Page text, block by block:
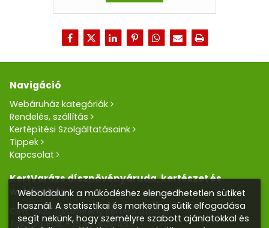
Navigáció
Webáruház kategóriák
Rendelés, szállítás
Kertépítési Szolgáltatásaink
Tippek
Kapcsolat
KertVarázs dísznövényáruda, kertészet és
webáruház
Cím: 5100 Jászberény Kertész utca 5.
Telefon/Fax: +36 57 400 455
Weboldalunk a működéshez elengedhetetlen sütiket
használ. A statisztikai és marketing sütik elfogadása
segít nekünk, hogy személyre szabott ajánlatokkal és